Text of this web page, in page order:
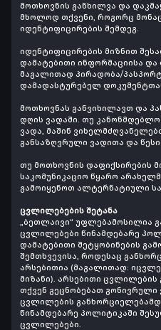
მოთხოვნის განხილვა და
მხოლოდ თქვენი, როგორც
იდენტიფიცირების შემდეგ.
იდენტიფიცირების მიზნით
დამატებითი ინფორმაციისა და
მაგალითად პირადობა/
დამადასტურებელ
მოთხოვნას განვიხილავთ და
დღის ვადაში. თუ
ვადა, მაშინ
განსაზღვრული ვადითა და
თუ მოთხოვნის დაფიქსირების
საკომუნიკაციო წყარო
გამოიყენოთ ალტერნატიული
ცვლილებების შეტანა
„ბეთლაივი“ უფლებამოსილია
ცვლილებები წინამდებარე
დამატებითი შეტყობინების
შემთხვევისა, როდესაც
არსებითია (მაგალითად:
მიზანი). არსებითი ცვლილების
თქვენ გეცნობებათ გონივრული
ცვლილების
წინამდებარე პოლიტიკაში
ცვლილებები.